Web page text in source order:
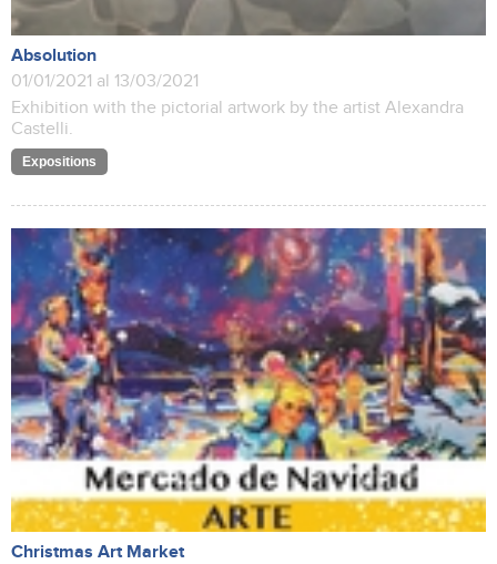
Absolution
01/01/2021 al 13/03/2021
Exhibition with the pictorial artwork by the artist Alexandra
Castelli.
Expositions
Christmas Art Market